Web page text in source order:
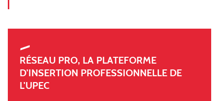
RÉSEAU PRO, LA PLATEFORME
D'INSERTION PROFESSIONNELLE DE
L'UPEC